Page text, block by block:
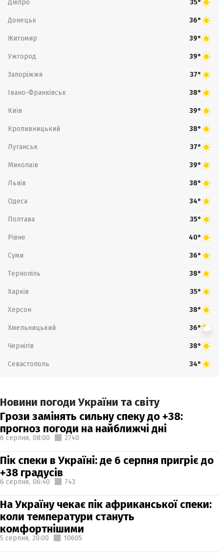
Дніпро 35°
Донецьк 36°
Житомир 39°
Ужгород 39°
Запоріжжя 37°
Івано-Франківськ 38°
Київ 39°
Кропивницький 38°
Луганськ 37°
Миколаїв 39°
Львів 38°
Одеса 34°
Полтава 35°
Рівне 40°
Суми 36°
Тернопіль 38°
Харків 35°
Херсон 38°
Хмельницький 36°
Чернігів 38°
Севастополь 34°
Новини погоди України та світу
Грози замінять сильну спеку до +38:
прогноз погоди на найближчі дні
6 серпня, 08:00 2740
Пік спеки в Україні: де 6 серпня пригріє до
+38 градусів
6 серпня, 06:40 743
На Україну чекає пік африканської спеки:
коли температури стануть
комфортнішими
5 серпня, 20:00 10605